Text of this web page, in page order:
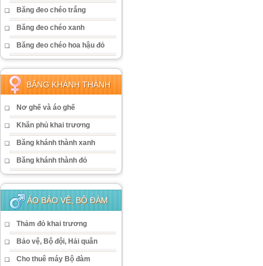
Băng đeo chéo trắng
Băng đeo chéo xanh
Băng đeo chéo hoa hậu đỏ
BĂNG KHÁNH THÀNH
Nơ ghế và áo ghế
Khăn phủ khai trương
Băng khánh thành xanh
Băng khánh thành đỏ
ÁO BẢO VỆ, BỘ ĐÀM
Thảm đỏ khai trương
Bảo vệ, Bộ đội, Hải quân
Cho thuê máy Bộ đàm